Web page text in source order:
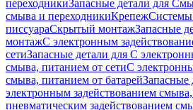
переходникиЗапасные детали для
смыва и переходникиКрепеж
писсуараСкрытый монтажЗапасные
монтажС электронным
сетиЗапасные детали для С
смыва, питанием от сетиС
смыва, питанием от батарейЗапасные
электронным задействованием
пневматическим задействованием